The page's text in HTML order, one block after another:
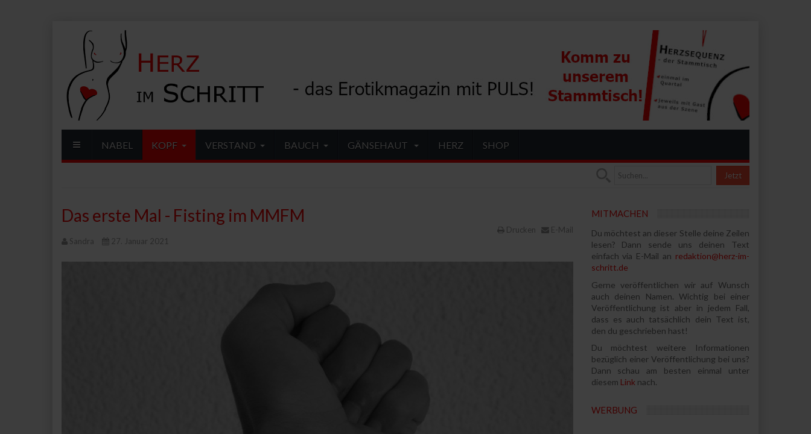
NABEL KOPF VERSTAND BAUCH GÄNSEHAUT HERZ SHOP
Jetzt
Das erste Mal - Fisting im MMFM
Drucken
E-Mail
Sandra
27. Januar 2021
MITMACHEN
Du möchtest an dieser Stelle deine Zeilen
lesen? Dann sende uns deinen Text
einfach via E-Mail an redaktion@herz-im-
schritt.de
Gerne veröffentlichen wir auf Wunsch
auch deinen Namen. Wichtig bei einer
Veröffentlichung ist aber in jedem Fall,
dass es auch tatsächlich dein Text ist,
den du geschrieben hast!
Du möchtest weitere Informationen
bezüglich einer Veröffentlichung bei uns?
Dann schau am besten einmal unter
diesem Link nach.
WERBUNG